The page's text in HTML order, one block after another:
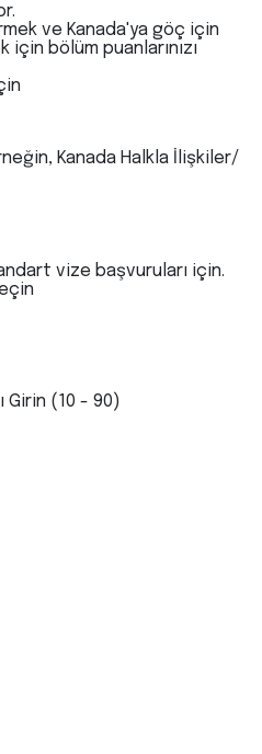
ve Kanada'ya göç için
için bölüm puanlarınızı
Kanada Halkla İlişkiler/
vize başvuruları için.
Girin (10 - 90)